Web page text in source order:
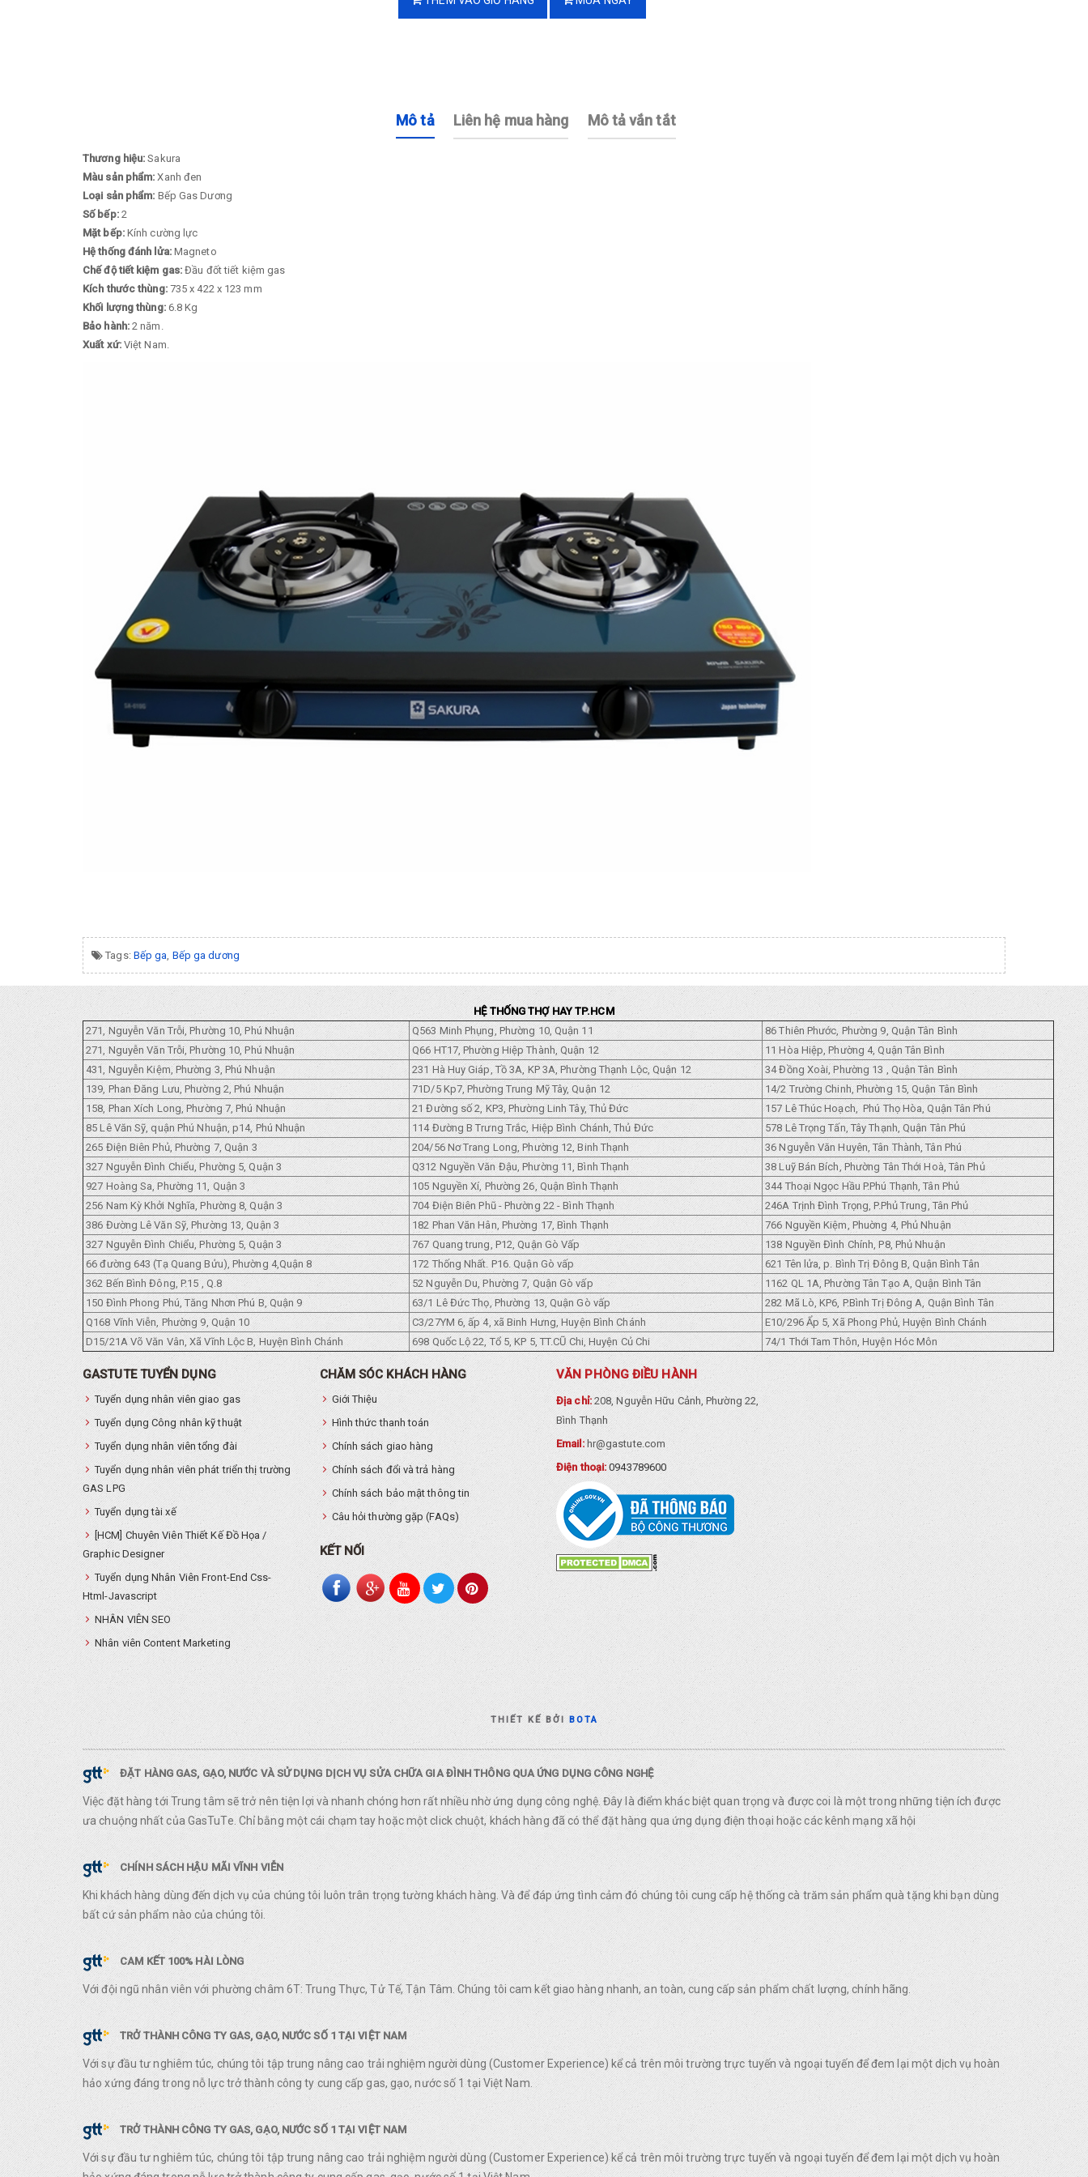
Mô tả Liên hệ mua hàng Mô tả vắn tắt
Thương hiệu:Sakura
Màu sản phẩm: Xanh đen
Loại sản phẩm: Bếp Gas Dương
Số bếp:2
Mặt bếp:Kính cường lực
Hệ thống đánh lửa:Magneto
Chế độ tiết kiệm gas: Đầu đốt tiết kiệm gas
Kích thước thùng:735 x 422 x 123 mm
Khối lượng thùng:6.8 Kg
Bảo hành:2 năm.
Xuất xứ: Việt Nam.
Tags: Bếp ga Bếp ga dương
HỆ THỐNG THỢ HAY TP.HCM
271, Nguyễn Văn Trỗi, Phường 10, Phú Nhuận
Q563 Minh Phụng, Phường 10, Quận 11
86 Thiên Phước, Phường 9, Quận Tân Bình
271, Nguyễn Văn Trỗi, Phường 10, Phú Nhuận
Q66 HT17, Phường Hiệp Thành, Quận 12
11 Hòa Hiệp, Phường 4, Quận Tân Bình
431, Nguyễn Kiệm, Phường 3, Phú Nhuận
231 Hà Huy Giáp, Tồ 3A, KP 3A, Phường Thạnh Lộc, Quận 12
34 Đồng Xoài, Phường 13 , Quận Tân Bình
139, Phan Đăng Lưu, Phường 2, Phú Nhuận
71D/5 Kp7, Phường Trung Mỹ Tây, Quận 12
14/2 Trường Chinh, Phường 15, Quận Tân Bình
158, Phan Xích Long, Phường 7, Phú Nhuận
21 Đường số 2, KP3, Phường Linh Tây, Thủ Đức
157 Lê Thúc Hoạch, Phú Thọ Hòa, Quận Tân Phú
85 Lê Văn Sỹ, quận Phú Nhuận, p14, Phú Nhuận
114 Đường B Trưng Trắc, Hiệp Bình Chánh, Thủ Đức
578 Lê Trọng Tấn, Tây Thạnh, Quận Tân Phú
265 Điện Biên Phủ, Phường 7, Quận 3
204/56 Nơ Trang Long, Phường 12, Binh Thạnh
36 Nguyễn Văn Huyên, Tân Thành, Tân Phú
327 Nguyễn Đình Chiểu, Phường 5, Quận 3
Q312 Nguyền Văn Đậu, Phường 11, Bình Thạnh
38 Luỹ Bán Bích, Phường Tân Thới Hoà, Tân Phủ
927 Hoàng Sa, Phường 11, Quận 3
105 Nguyền Xí, Phường 26, Quận Bình Thạnh
344 Thoại Ngọc Hầu P.Phú Thạnh, Tân Phủ
256 Nam Kỳ Khởi Nghĩa, Phường 8, Quận 3
704 Điện Biên Phũ - Phường 22 - Bình Thạnh
246A Trịnh Đình Trọng, P.Phủ Trung, Tân Phủ
386 Đường Lê Văn Sỹ, Phường 13, Quận 3
182 Phan Văn Hân, Phường 17, Bình Thạnh
766 Nguyền Kiệm, Phuờng 4, Phủ Nhuận
327 Nguyễn Đình Chiểu, Phường 5, Quận 3
767 Quang trung, P12, Quận Gò Vấp
138 Nguyền Đình Chính, P8, Phủ Nhuận
66 đường 643 (Tạ Quang Bửu), Phường 4,Quận 8
172 Thống Nhất. P16. Quận Gò vấp
621 Tên lửa, p. Bình Trị Đông B, Quận Bình Tân
362 Bến Bình Đông, P.15 , Q.8
52 Nguyễn Du, Phường 7, Quận Gò vấp
1162 QL 1A, Phường Tân Tạo A, Quận Bình Tân
150 Đình Phong Phú, Tăng Nhơn Phú B, Quận 9
63/1 Lê Đức Thọ, Phường 13, Quận Gò vấp
282 Mã Lò, KP6, P.Bình Trị Đông A, Quận Bình Tân
Q168 Vĩnh Viễn, Phường 9, Quận 10
C3/27YM 6, ấp 4, xã Binh Hưng, Huyện Bình Chánh
E10/296 Ẩp 5, Xã Phong Phủ, Huyện Bình Chánh
D15/21A Võ Văn Vân, Xã Vĩnh Lộc B, Huyện Bình Chánh
698 Quốc Lộ 22, Tổ 5, KP 5, TT.CŨ Chi, Huyện Củ Chi 74/1 Thới Tam Thôn, Huyện Hóc Môn
GASTUTE TUYỂN DỤNG
Tuyển dụng nhân viên giao gas
Tuyển dụng Công nhân kỹ thuật
Tuyển dụng nhân viên tổng đài
Tuyển dụng nhân viên phát triển thị trường
GAS LPG
Tuyển dụng tài xế
[HCM] Chuyên Viên Thiết Kế Đồ Họa /
Graphic Designer
Tuyển dụng Nhân Viên Front-End Css-
Html-Javascript
NHÂN VIÊN SEO
Nhân viên Content Marketing
CHĂM SÓC KHÁCH HÀNG
Giới Thiệu
Hình thức thanh toán
Chính sách giao hàng
Chính sách đổi và trả hàng
Chính sách bảo mật thông tin
Câu hỏi thường gặp (FAQs)
KẾT NỐI
VĂN PHÒNG ĐIỀU HÀNH
Địa chỉ:208, Nguyễn Hữu Cảnh, Phường 22,
Bình Thạnh
Email: hr@gastute.com
Điện thoại:0943789600
THIẾT KẾ BỞIBOTA
ĐẶT HÀNG GAS, GẠO, NƯỚC VÀ SỬ DỤNG DỊCH VỤ SỬA CHỮA GIA ĐÌNH THÔNG QUA ỨNG DỤNG CÔNG NGHỆ
Việc đặt hàng tới Trung tâm sẽ trở nên tiện lợi và nhanh chóng hơn rất nhiều nhờ ứng dụng công nghệ. Đây là điểm khác biệt quan trọng và được coi là một trong những tiện ích được
ưa chuộng nhất của GasTuTe. Chỉ bằng một cái chạm tay hoặc một click chuột, khách hàng đã có thể đặt hàng qua ứng dụng điện thoại hoặc các kênh mạng xã hội
CHÍNH SÁCH HẬU MÃI VĨNH VIỄN
Khi khách hàng dùng đến dịch vụ của chúng tôi luôn trân trọng tường khách hàng. Và để đáp ứng tình cảm đó chúng tôi cung cấp hệ thống cà trăm sản phẩm quà tặng khi bạn dùng
bất cứ sản phẩm nào của chúng tôi.
CAM KẾT 100% HÀI LÒNG
Với đội ngũ nhân viên với phường châm 6T: Trung Thực, Tử Tế, Tận Tâm. Chúng tôi cam kết giao hàng nhanh, an toàn, cung cấp sản phẩm chất lượng, chính hãng.
TRỞ THÀNH CÔNG TY GAS, GẠO, NƯỚC SỐ 1 TẠI VIỆT NAM
Với sự đầu tư nghiêm túc, chúng tôi tập trung nâng cao trải nghiệm người dùng (Customer Experience) kể cả trên môi trường trực tuyến và ngoại tuyến để đem lại một dịch vụ hoàn
hảo xứng đáng trong nỗ lực trở thành công ty cung cấp gas, gạo, nước số 1 tại Việt Nam.
TRỞ THÀNH CÔNG TY GAS, GẠO, NƯỚC SỐ 1 TẠI VIỆT NAM
Với sự đầu tư nghiêm túc, chúng tôi tập trung nâng cao trải nghiệm người dùng (Customer Experience) kể cả trên môi trường trực tuyến và ngoại tuyến để đem lại một dịch vụ hoàn